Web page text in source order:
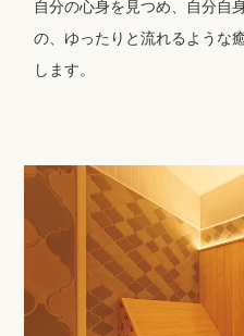
自分の心身を見つめ、自分自
の、ゆったりと流れるような
します。